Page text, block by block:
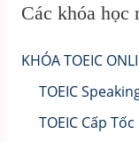
Các khóa học
KHÓA TOEIC
TOEIC
TOEIC Cấp